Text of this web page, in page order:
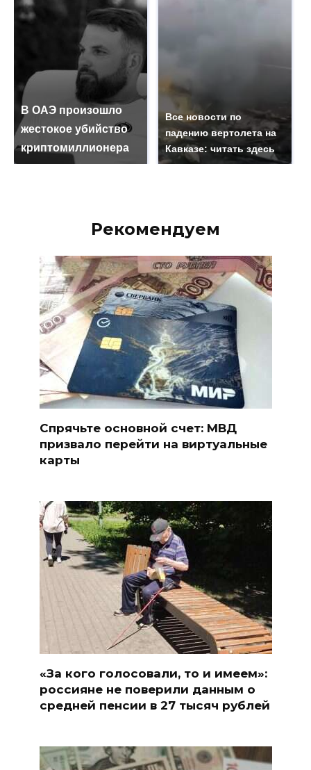
В ОАЭ произошло
жестокое убийство
криптомиллионера
Все новости по
падению вертолета на
Кавказе: читать здесь
Рекомендуем
Спрячьте основной счет: МВД
призвало перейти на виртуальные
карты
«За кого голосовали, то и имеем»:
россияне не поверили данным о
средней пенсии в 27 тысяч рублей